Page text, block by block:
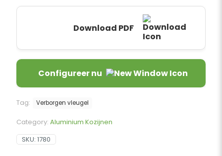
Download PDF
Configureer nu
Tag: Verborgen vleugel
Category: Aluminium Kozijnen
SKU: 1780